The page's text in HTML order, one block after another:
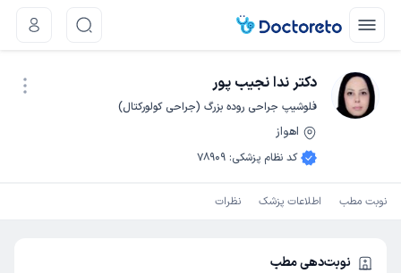
دکتر ندا نجیب پور
فلوشیپ جراحی روده بزرگ (جراحی کولورکتال)
اهواز
کد نظام پزشکی:
78909
نوبت مطب اطلاعات پزشک نظرات
نوبت‌دهی مطب